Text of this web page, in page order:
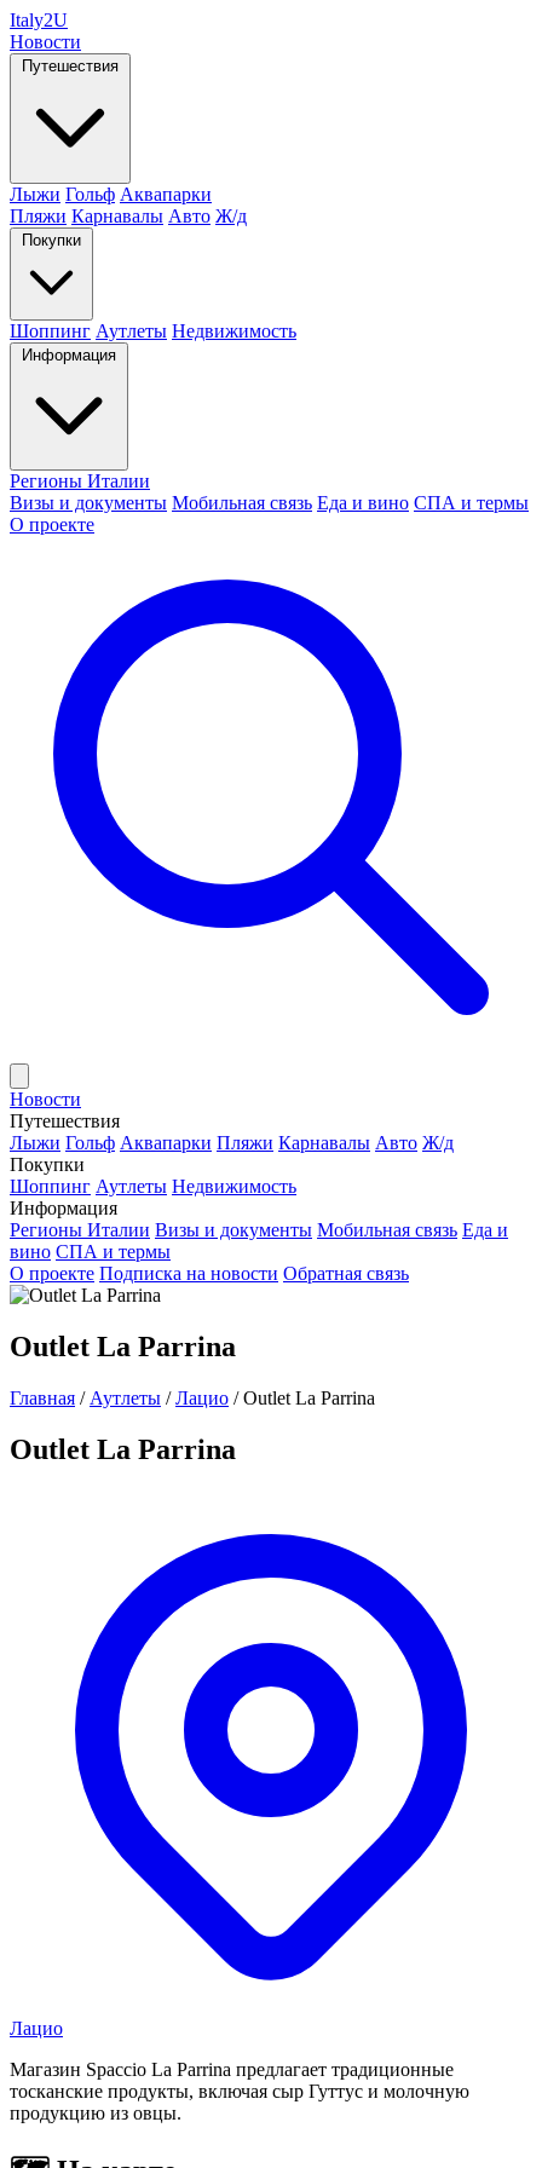
Italy2U
Новости
Путешествия
Лыжи Гольф Аквапарки
Пляжи Карнавалы Авто Ж/д
Покупки
Шоппинг Аутлеты Недвижимость
Информация
Регионы Италии
Визы и документы Мобильная связь Еда и вино СПА и термы
О проекте
Новости
Путешествия
Лыжи Гольф Аквапарки Пляжи Карнавалы Авто Ж/д
Покупки
Шоппинг Аутлеты Недвижимость
Информация
Регионы Италии Визы и документы Мобильная связь Еда и
вино СПА и термы
О проекте Подписка на новости Обратная связь
Outlet La Parrina
Главная / Аутлеты / Лацио / Outlet La Parrina
Outlet La Parrina
Лацио
Магазин Spaccio La Parrina предлагает традиционные
тосканские продукты, включая сыр Гуттус и молочную
продукцию из овцы.